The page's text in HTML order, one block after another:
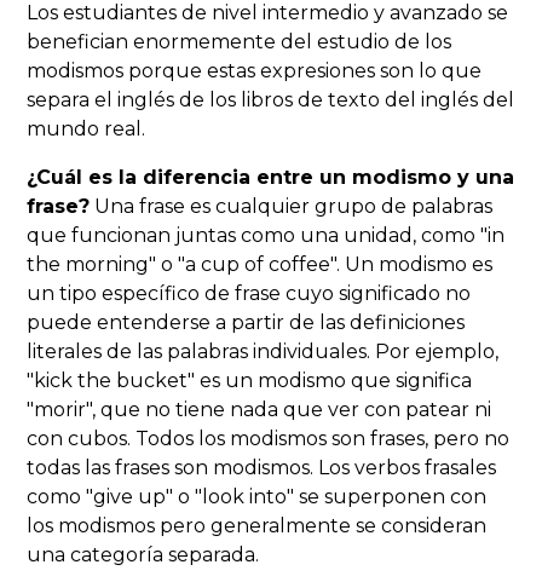
Los estudiantes de nivel intermedio y avanzado se
benefician enormemente del estudio de los
modismos porque estas expresiones son lo que
separa el inglés de los libros de texto del inglés del
mundo real.
¿Cuál es la diferencia entre un modismo y una
frase? Una frase es cualquier grupo de palabras
que funcionan juntas como una unidad, como "in
the morning" o "a cup of coffee". Un modismo es
un tipo específico de frase cuyo significado no
puede entenderse a partir de las definiciones
literales de las palabras individuales. Por ejemplo,
"kick the bucket" es un modismo que significa
"morir", que no tiene nada que ver con patear ni
con cubos. Todos los modismos son frases, pero no
todas las frases son modismos. Los verbos frasales
como "give up" o "look into" se superponen con
los modismos pero generalmente se consideran
una categoría separada.